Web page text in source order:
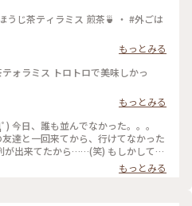
#ゼリーポンチ #ひんやりスイーツ #
#レトロ #レトロ喫茶 #昭和レトロ #
四条河原町 #京都 #ことりっぷ京都 #ことりっぷ三都巡りの旅
うじ茶ティラミス 煎茶🍵 ・ #外ごは
もっとみる
ォラミス トロトロで美味しかっ
もっとみる
日、誰も並んでなかった。。。
達と一回来てから、行けてなかった
が出来てたから……(笑) もしかして、
と、思ってたのです
来てましたΣ( ; ﾟДﾟ)運が良かっ
もっとみる